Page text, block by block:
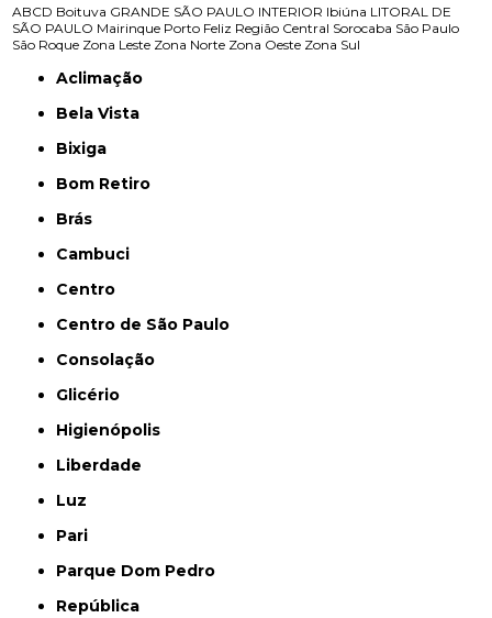
ABCD Boituva GRANDE SÃO PAULO INTERIOR Ibiúna LITORAL DE
SÃO PAULO Mairinque Porto Feliz Região Central Sorocaba São Paulo
São Roque Zona Leste Zona Norte Zona Oeste Zona Sul
Aclimação
Bela Vista
Bixiga
Bom Retiro
Brás
Cambuci
Centro
Centro de São Paulo
Consolação
Glicério
Higienópolis
Liberdade
Luz
Pari
Parque Dom Pedro
República